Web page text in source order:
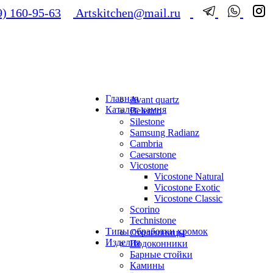
160-95-63 Artskitchen@mail.ru
Главная
Каталог камня
Avant quartz
Belenco
Silestone
Samsung Radianz
Сambria
Сaesarstone
Vicostone
Vicostone Natural
Vicostone Exotic
Vicostone Classic
Scorino
Technistone
Типы обработки кромок
Изделия
Столешницы
Подоконники
Барные стойки
Камины